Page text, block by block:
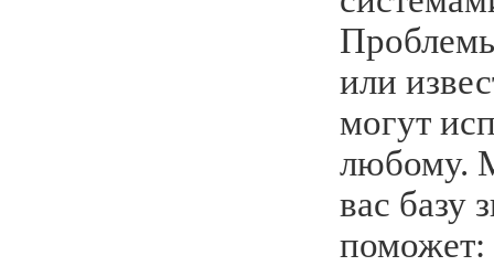
или
могут
любому.
вас базу
поможет: